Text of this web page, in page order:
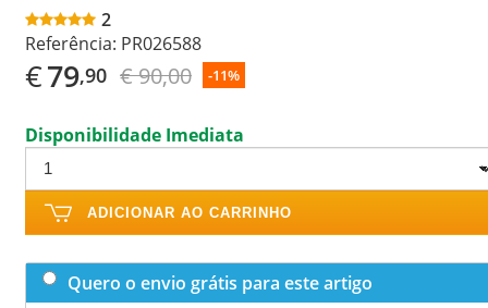
2
Referência: PR026588
€79,90 € 90,00 -11%
Disponibilidade Imediata
ADICIONAR AO CARRINHO
Quero o envio grátis para este artigo